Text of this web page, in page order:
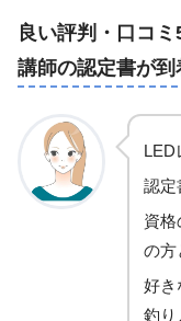
良い評判・口コ
講師の認定書が到
LED
認定
資格
の方
好き
釣り